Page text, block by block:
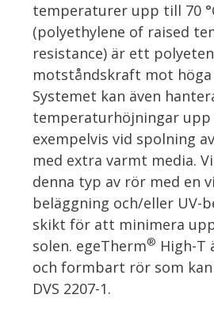
temperaturer upp till 70
(polyethylene of raised
resistance) är ett
motståndskraft mot
Systemet kan även
temperaturhöjningar upp
exempelvis vid spolning
med extra varmt media.
denna typ av rör med en
beläggning och/eller UV-
skikt för att minimera
solen. egeTherm® High-T
och formbart rör som
DVS 2207-1.